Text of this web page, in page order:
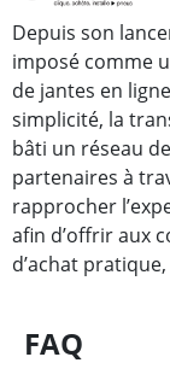
Depuis son
imposé comme
de jantes en
simplicité, la
bâti un réseau
partenaires à
rapprocher
afin d’offrir aux
d’achat
FAQ